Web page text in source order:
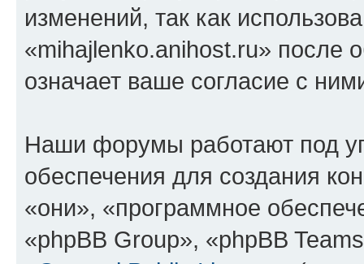
изменений, так как
«mihajlenko.anihost.ru» после
означает ваше согласие с
Наши форумы работают под
обеспечения для создания
«они», «программное
«phpBB Group», «phpBB